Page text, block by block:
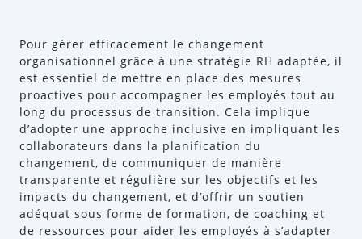
Pour gérer efficacement le changement
organisationnel grâce à une stratégie RH adaptée, il
est essentiel de mettre en place des mesures
proactives pour accompagner les employés tout au
long du processus de transition. Cela implique
d’adopter une approche inclusive en impliquant les
collaborateurs dans la planification du
changement, de communiquer de manière
transparente et régulière sur les objectifs et les
impacts du changement, et d’offrir un soutien
adéquat sous forme de formation, de coaching et
de ressources pour aider les employés à s’adapter